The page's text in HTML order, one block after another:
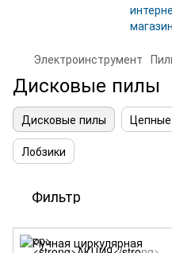
Электроинструмент
Дисковые пилы
Дисковые пилы
Лобзики
Фильтр